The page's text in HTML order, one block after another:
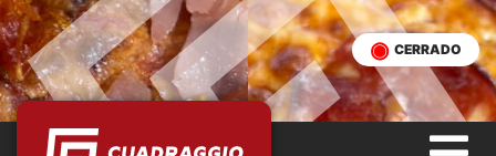
CERRADO